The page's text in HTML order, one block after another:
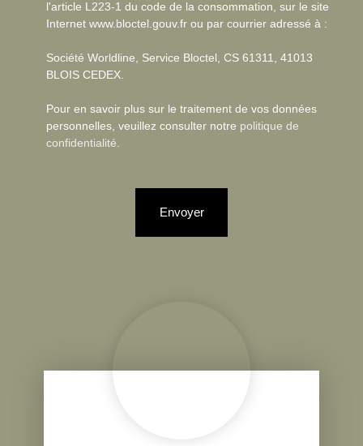
l'article L223-1 du code de la consommation, sur le site
Internet www.bloctel.gouv.fr ou par courrier adressé à :
Société Worldline, Service Bloctel, CS 61311, 41013
BLOIS CEDEX.
Pour en savoir plus sur le traitement de vos données
personnelles, veuillez consulter notre politique de
confidentialité.
Envoyer